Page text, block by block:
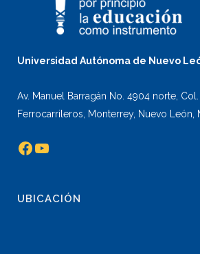
Universidad Autónoma de Nuevo
Av. Manuel Barragán No. 4904 norte,
Ferrocarrileros, Monterrey, Nuevo León,
Facebook
YouTube
UBICACIÓN